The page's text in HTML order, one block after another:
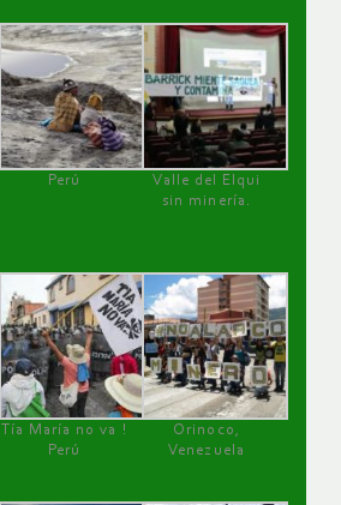
Perú
Valle del Elqui
sin minería.
Tía María no va !
Perú
Orinoco,
Venezuela